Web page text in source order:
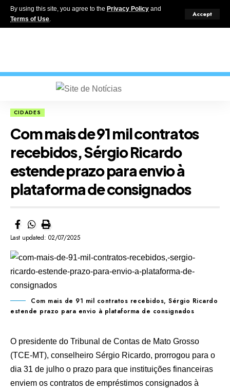
By using this site, you agree to the Privacy Policy and
Terms of Use.
Accept
CIDADES
Com mais de 91 mil contratos
recebidos, Sérgio Ricardo
estende prazo para envio à
plataforma de consignados
Last updated: 02/07/2025
Com mais de 91 mil contratos recebidos, Sérgio Ricardo
estende prazo para envio à plataforma de consignados
O presidente do Tribunal de Contas de Mato Grosso
(TCE-MT), conselheiro Sérgio Ricardo, prorrogou para o
dia 31 de julho o prazo para que instituições financeiras
enviem os contratos de empréstimos consignados à